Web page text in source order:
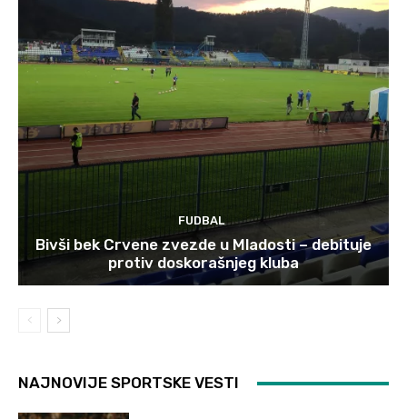
FUDBAL
Bivši bek Crvene zvezde u Mladosti – debituje
protiv doskorašnjeg kluba
NAJNOVIJE SPORTSKE VESTI